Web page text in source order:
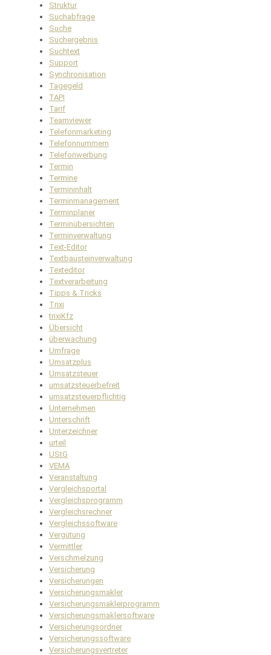
Struktur
Suchabfrage
Suche
Suchergebnis
Suchtext
Support
Synchronisation
Tagegeld
TAPI
Tarif
Teamviewer
Telefonmarketing
Telefonnummern
Telefonwerbung
Termin
Termine
Termininhalt
Terminmanagement
Terminplaner
Terminübersichten
Terminverwaltung
Text-Editor
Textbausteinverwaltung
Texteditor
Textverarbeitung
Tipps & Tricks
Trixi
trixiKfz
Übersicht
überwachung
Umfrage
Umsatzplus
Umsatzsteuer
umsatzsteuerbefreit
umsatzsteuerpflichtig
Unternehmen
Unterschrift
Unterzeichner
urteil
UStG
VEMA
Veranstaltung
Vergleichsportal
Vergleichsprogramm
Vergleichsrechner
Vergleichssoftware
Vergütung
Vermittler
Verschmelzung
Versicherung
Versicherungen
Versicherungsmakler
Versicherungsmaklerprogramm
Versicherungsmaklersoftware
Versicherungsordner
Versicherungssoftware
Versicherungsvertreter